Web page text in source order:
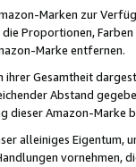
Marken zur
Proportionen,
Marke entfernen.
ihrer Gesamtheit
Abstand
dieser Amazon-Marke
alleiniges
vornehmen,